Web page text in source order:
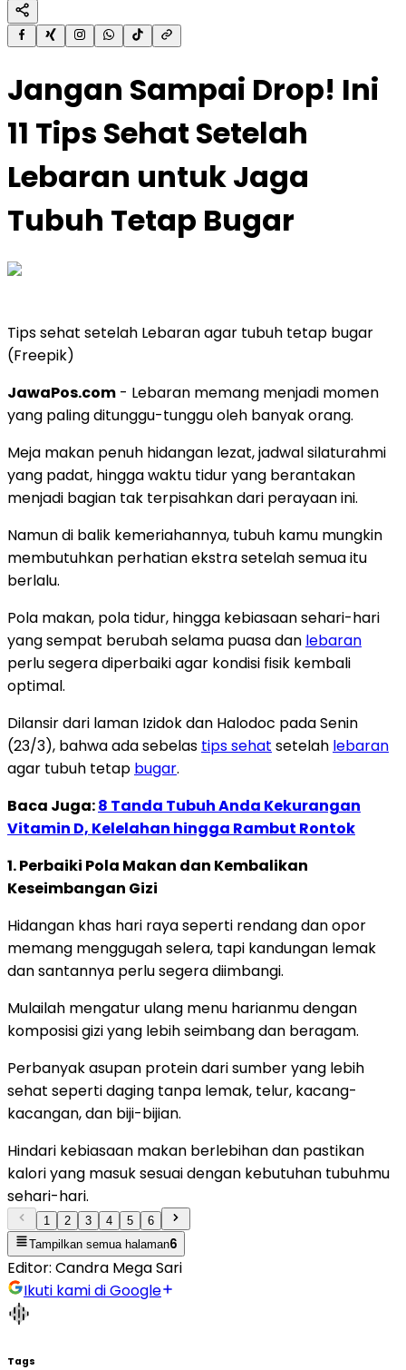
Jangan Sampai Drop! Ini
11 Tips Sehat Setelah
Lebaran untuk Jaga
Tubuh Tetap Bugar
Tips sehat setelah Lebaran agar tubuh tetap bugar
(Freepik)
JawaPos.com - Lebaran memang menjadi momen
yang paling ditunggu-tunggu oleh banyak orang.
Meja makan penuh hidangan lezat, jadwal silaturahmi
yang padat, hingga waktu tidur yang berantakan
menjadi bagian tak terpisahkan dari perayaan ini.
Namun di balik kemeriahannya, tubuh kamu mungkin
membutuhkan perhatian ekstra setelah semua itu
berlalu.
Pola makan, pola tidur, hingga kebiasaan sehari-hari
yang sempat berubah selama puasa dan lebaran
perlu segera diperbaiki agar kondisi fisik kembali
optimal.
Dilansir dari laman Izidok dan Halodoc pada Senin
(23/3), bahwa ada sebelas tips sehat setelah lebaran
agar tubuh tetap bugar.
Baca Juga:8 Tanda Tubuh Anda Kekurangan
Vitamin D, Kelelahan hingga Rambut Rontok
1. Perbaiki Pola Makan dan Kembalikan
Keseimbangan Gizi
Hidangan khas hari raya seperti rendang dan opor
memang menggugah selera, tapi kandungan lemak
dan santannya perlu segera diimbangi.
Mulailah mengatur ulang menu harianmu dengan
komposisi gizi yang lebih seimbang dan beragam.
Perbanyak asupan protein dari sumber yang lebih
sehat seperti daging tanpa lemak, telur, kacang-
kacangan, dan biji-bijian.
Hindari kebiasaan makan berlebihan dan pastikan
kalori yang masuk sesuai dengan kebutuhan tubuhmu
sehari-hari.
1 2 3 4 5
6
Tampilkan semua halaman6
Editor: Candra Mega Sari
Ikuti kami di Google
Tags